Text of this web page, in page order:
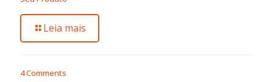
Leia mais
4 Comments